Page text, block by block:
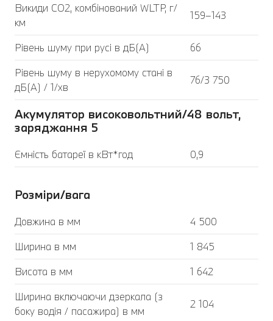
Викиди CO2, комбінований WLTP, г/
км
159–143
Рівень шуму при русі в дБ(А)
66
Рівень шуму в нерухомому стані в
дБ(А) / 1/хв
76/3 750
Акумулятор високовольтний/48 вольт,
заряджання 5
Ємність батареї в кВт*год 0,9
Розміри/вага
Довжина в мм
4 500
Ширина в мм
1 845
Висота в мм
1 642
Ширина включаючи дзеркала (з
боку водія / пасажира) в мм
2 104